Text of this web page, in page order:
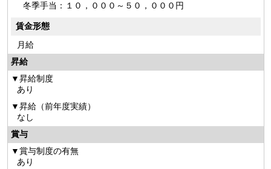
冬季手当：１０，０００～５０，０００円
賃金形態
月給
昇給
昇給制度
あり
昇給（前年度実績）
なし
賞与
賞与制度の有無
あり